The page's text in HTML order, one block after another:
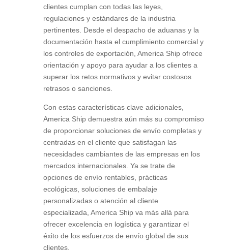
clientes cumplan con todas las leyes,
regulaciones y estándares de la industria
pertinentes. Desde el despacho de aduanas y la
documentación hasta el cumplimiento comercial y
los controles de exportación, America Ship ofrece
orientación y apoyo para ayudar a los clientes a
superar los retos normativos y evitar costosos
retrasos o sanciones.
Con estas características clave adicionales,
America Ship demuestra aún más su compromiso
de proporcionar soluciones de envío completas y
centradas en el cliente que satisfagan las
necesidades cambiantes de las empresas en los
mercados internacionales. Ya se trate de
opciones de envío rentables, prácticas
ecológicas, soluciones de embalaje
personalizadas o atención al cliente
especializada, America Ship va más allá para
ofrecer excelencia en logística y garantizar el
éxito de los esfuerzos de envío global de sus
clientes.